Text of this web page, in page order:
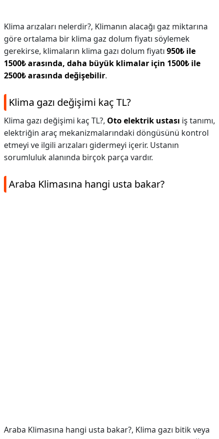
Klima arızaları nelerdir?, Klimanın alacağı gaz miktarına
göre ortalama bir klima gaz dolum fiyatı söylemek
gerekirse, klimaların klima gazı dolum fiyatı 950₺ ile
1500₺ arasında, daha büyük klimalar için 1500₺ ile
2500₺ arasında değişebilir.
Klima gazı değişimi kaç TL?
Klima gazı değişimi kaç TL?, Oto elektrik ustası iş tanımı,
elektriğin araç mekanizmalarındaki döngüsünü kontrol
etmeyi ve ilgili arızaları gidermeyi içerir. Ustanın
sorumluluk alanında birçok parça vardır.
Araba Klimasına hangi usta bakar?
Araba Klimasına hangi usta bakar?, Klima gazı bitik veya